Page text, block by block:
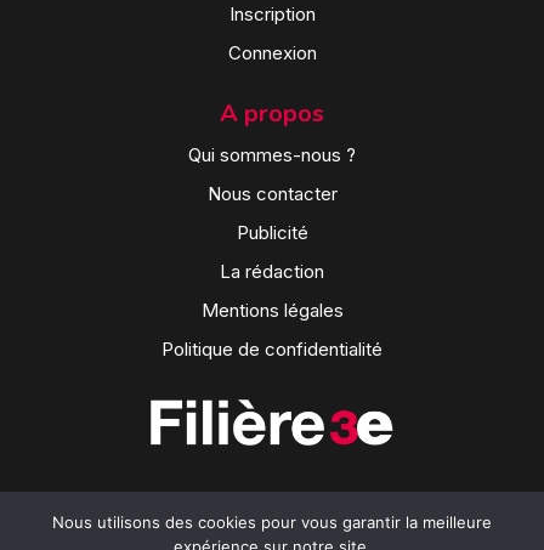
Inscription
Connexion
A propos
Qui sommes-nous ?
Nous contacter
Publicité
La rédaction
Mentions légales
Politique de confidentialité
Nous utilisons des cookies pour vous garantir la meilleure